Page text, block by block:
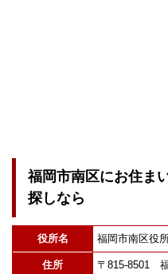
福岡市南区にお住ま
探しなら
役所名 福岡市南区役
住所 〒815-8501